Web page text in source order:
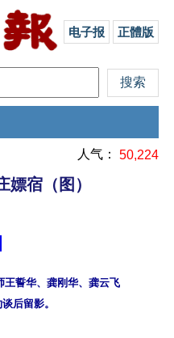
电子报 正體版
人气： 50,224
宿（图）
王誓华、龚刚华、龚云飞
后留影。